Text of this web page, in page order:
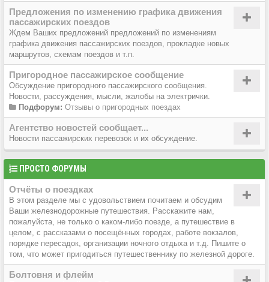
Предложения по изменению графика движения
пассажирских поездов
Ждем Ваших предложений предложений по изменениям
графика движения пассажирских поездов, прокладке новых
маршрутов, схемам поездов и т.п.
Пригородное пассажирское сообщение
Обсуждение пригородного пассажирского сообщения.
Новости, рассуждения, мысли, жалобы на электрички.
Подфорум: Отзывы о пригородных поездах
Агентство новостей сообщает...
Новости пассажирских перевозок и их обсуждение.
ПРОСТО ФОРУМЫ
Отчёты о поездках
В этом разделе мы с удовольствием почитаем и обсудим
Ваши железнодорожные путешествия. Расскажите нам,
пожалуйста, не только о каком-либо поезде, а путешествие в
целом, с рассказами о посещённых городах, работе вокзалов,
порядке пересадок, организации ночного отдыха и т.д. Пишите о
том, что может пригодиться путешественнику по железной дороге.
Болтовня и флейм